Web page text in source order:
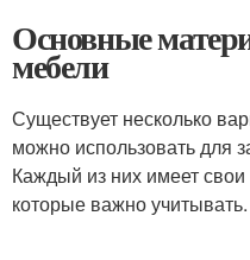
Основные
мебели
Существует несколько
можно использовать для
Каждый из них имеет
которые важно учитывать.